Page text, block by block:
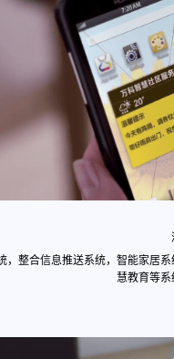
，整合信息推送系统，智能家居
慧教育等系